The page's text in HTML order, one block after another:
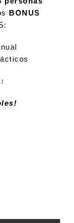
BONUS